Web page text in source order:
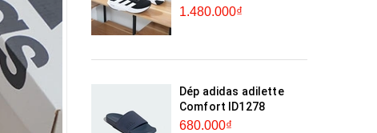
1.480.000₫
Dép adidas adilette
Comfort ID1278
680.000₫